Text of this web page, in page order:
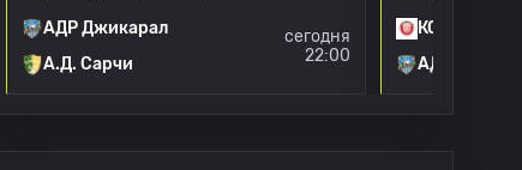
АДР Джикарал
А.Д. Сарчи
сегодня
22:00
КОФУТПА
АДР